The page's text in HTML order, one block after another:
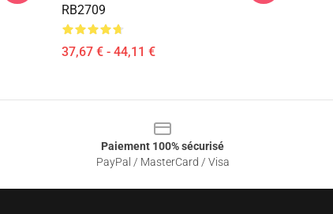
RB2709
37,67 € - 44,11 €
Paiement 100% sécurisé
PayPal / MasterCard / Visa